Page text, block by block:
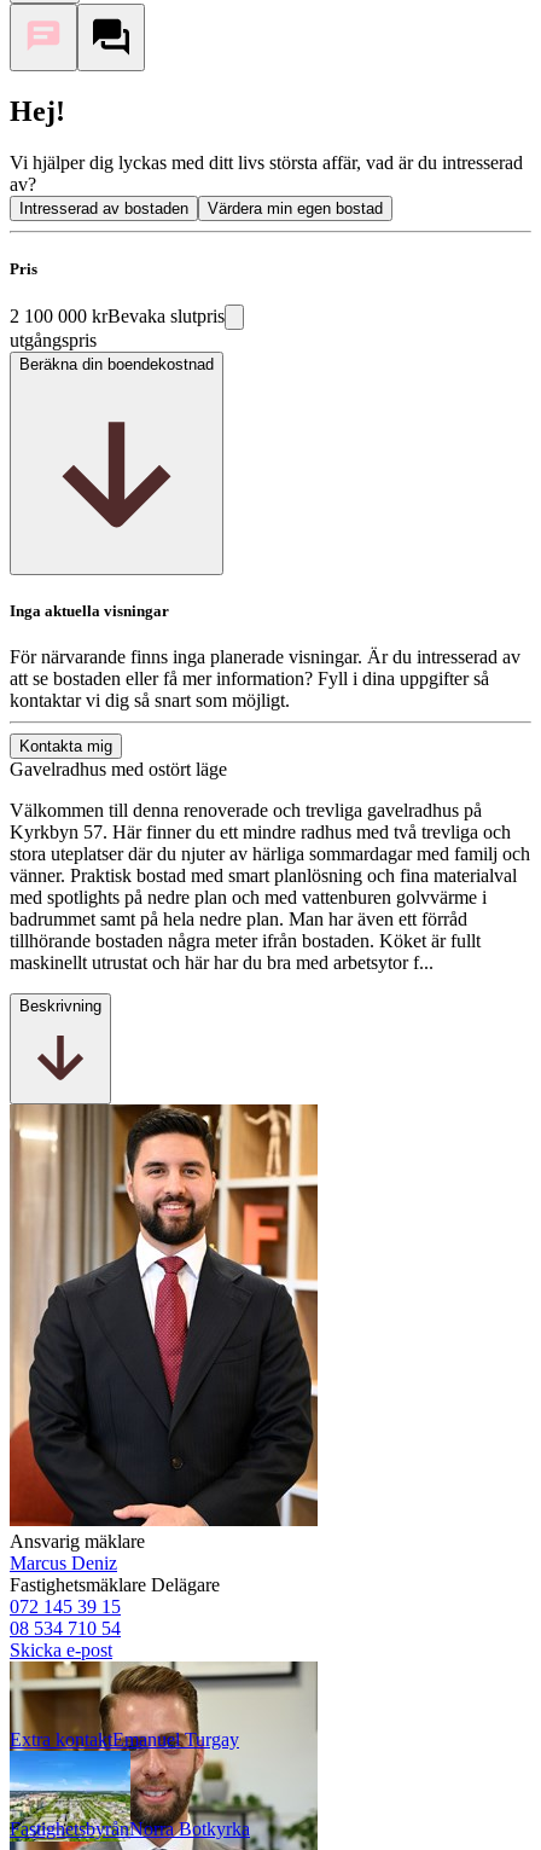
Hej!
Vi hjälper dig lyckas med ditt livs största affär, vad är du intresserad
av?
Intresserad av bostaden Värdera min egen bostad
Pris
2 100 000 krBevaka slutpris
utgångspris
Beräkna din boendekostnad
Inga aktuella visningar
För närvarande finns inga planerade visningar. Är du intresserad av
att se bostaden eller få mer information? Fyll i dina uppgifter så
kontaktar vi dig så snart som möjligt.
Kontakta mig
Gavelradhus med ostört läge
Välkommen till denna renoverade och trevliga gavelradhus på
Kyrkbyn 57. Här finner du ett mindre radhus med två trevliga och
stora uteplatser där du njuter av härliga sommardagar med familj och
vänner. Praktisk bostad med smart planlösning och fina materialval
med spotlights på nedre plan och med vattenburen golvvärme i
badrummet samt på hela nedre plan. Man har även ett förråd
tillhörande bostaden några meter ifrån bostaden. Köket är fullt
maskinellt utrustat och här har du bra med arbetsytor f...
Beskrivning
Ansvarig mäklare
Marcus Deniz
Fastighetsmäklare Delägare
072 145 39 15
08 534 710 54
Skicka e-post
Extra kontaktEmanuel Turgay
FastighetsbyrånNorra Botkyrka